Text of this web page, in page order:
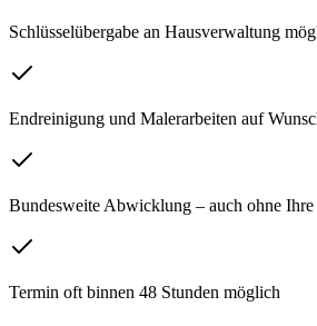
Schlüsselübergabe an Hausverwaltung
Endreinigung und Malerarbeiten auf
Bundesweite Abwicklung – auch ohne
Termin oft binnen 48 Stunden möglich